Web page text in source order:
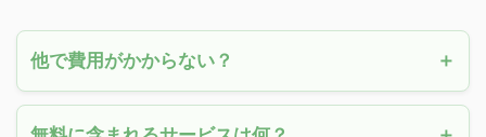
他で費用がかからない？